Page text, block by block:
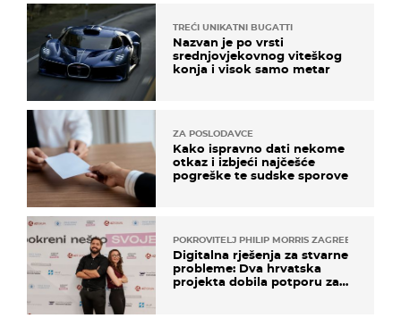
TREĆI UNIKATNI BUGATTI
Nazvan je po vrsti
srednjovjekovnog viteškog
konja i visok samo metar
ZA POSLODAVCE
Kako ispravno dati nekome
otkaz i izbjeći najčešće
pogreške te sudske sporove
POKROVITELJ PHILIP MORRIS ZAGREB
Digitalna rješenja za stvarne
probleme: Dva hrvatska
projekta dobila potporu za